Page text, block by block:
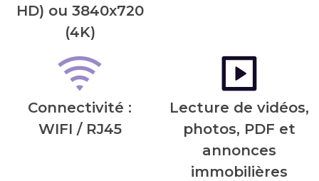
HD) ou 3840x720
(4K)
Connectivité :
WIFI / RJ45
Lecture de vidéos,
photos, PDF et
annonces
immobilières